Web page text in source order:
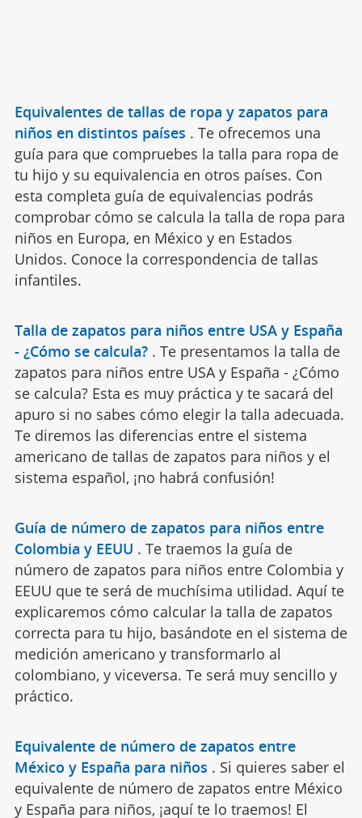
Equivalentes de tallas de ropa y zapatos para
niños en distintos países . Te ofrecemos una
guía para que compruebes la talla para ropa de
tu hijo y su equivalencia en otros países. Con
esta completa guía de equivalencias podrás
comprobar cómo se calcula la talla de ropa para
niños en Europa, en México y en Estados
Unidos. Conoce la correspondencia de tallas
infantiles.
Talla de zapatos para niños entre USA y España
- ¿Cómo se calcula? . Te presentamos la talla de
zapatos para niños entre USA y España - ¿Cómo
se calcula? Esta es muy práctica y te sacará del
apuro si no sabes cómo elegir la talla adecuada.
Te diremos las diferencias entre el sistema
americano de tallas de zapatos para niños y el
sistema español, ¡no habrá confusión!
Guía de número de zapatos para niños entre
Colombia y EEUU . Te traemos la guía de
número de zapatos para niños entre Colombia y
EEUU que te será de muchísima utilidad. Aquí te
explicaremos cómo calcular la talla de zapatos
correcta para tu hijo, basándote en el sistema de
medición americano y transformarlo al
colombiano, y viceversa. Te será muy sencillo y
práctico.
Equivalente de número de zapatos entre
México y España para niños . Si quieres saber el
equivalente de número de zapatos entre México
y España para niños, ¡aquí te lo traemos! El